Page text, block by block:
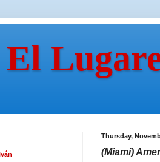
El
Thursday,
(Miami)